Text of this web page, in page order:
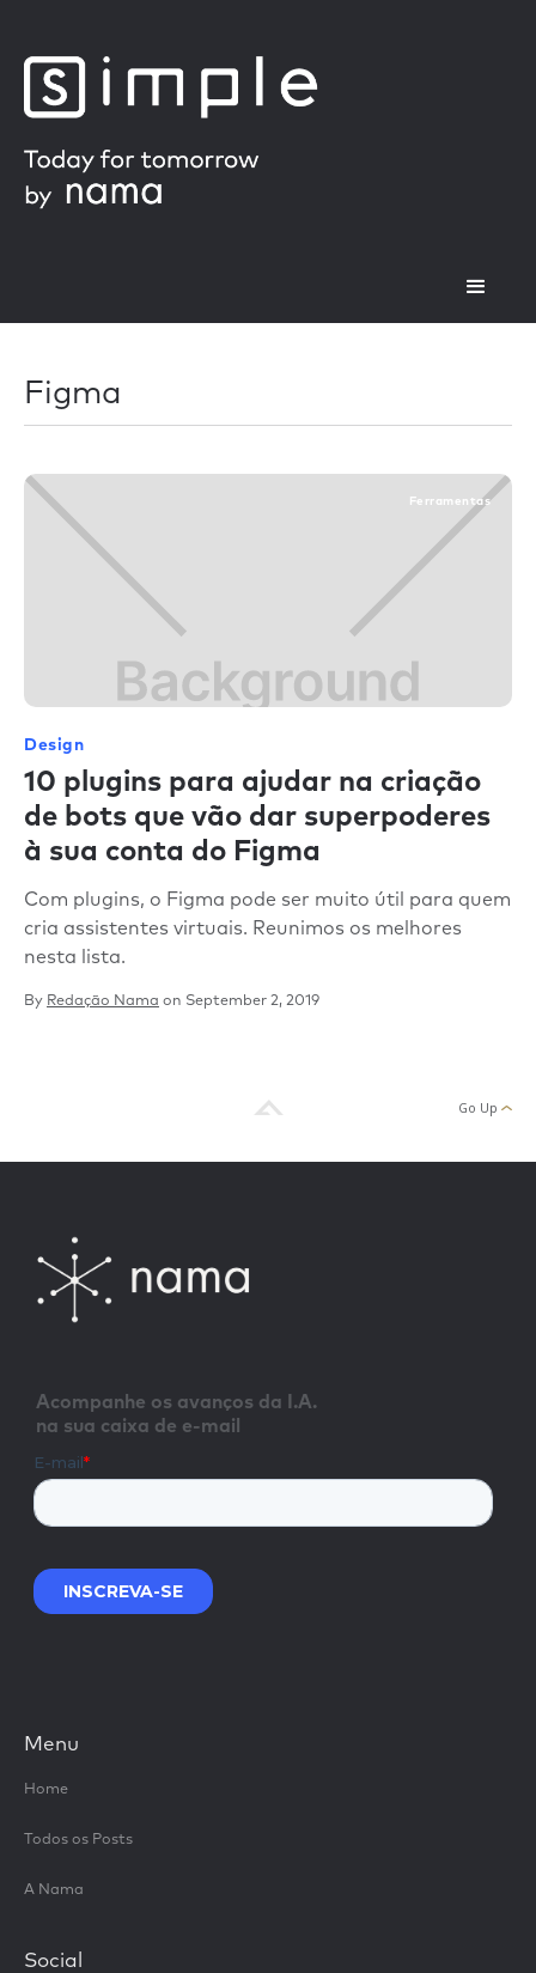
Figma
Ferramentas
Design
10 plugins para ajudar na criação
de bots que vão dar superpoderes
à sua conta do Figma
Com plugins, o Figma pode ser muito útil para quem
cria assistentes virtuais. Reunimos os melhores
nesta lista.
By Redação Nama on September 2, 2019
Go Up
Acompanhe os avanços da I.A.
na sua caixa de e-mail
Menu
Home
Todos os Posts
A Nama
Social